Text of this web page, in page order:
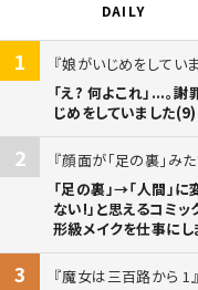
DAILY
1
娘がいじめをしてい
「え? 何よこれ」...。
じめをしていました
2
顔面が「足の裏」み
「足の裏」→「人間」
ない!」と思えるコミ
形級メイクを仕事にし
3
魔女は三百路から 1